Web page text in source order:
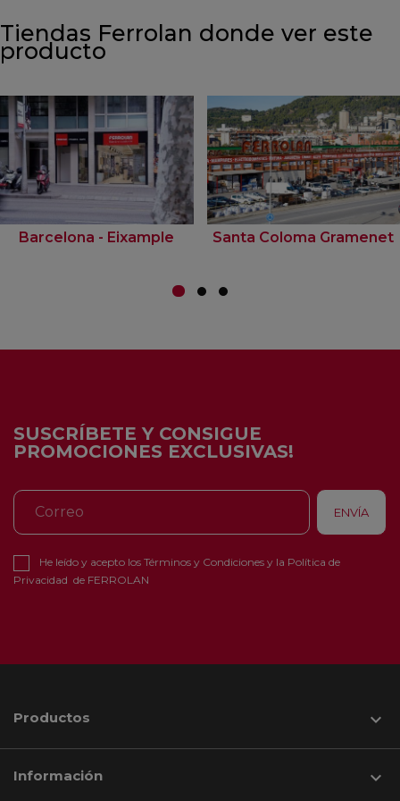
Tiendas Ferrolan donde ver este
producto
Barcelona - Eixample Santa Coloma Gramenet
SUSCRÍBETE Y CONSIGUE
PROMOCIONES EXCLUSIVAS!
He leído y acepto los Términos y Condiciones y la Política de
Privacidad de FERROLAN
Productos 
Información 